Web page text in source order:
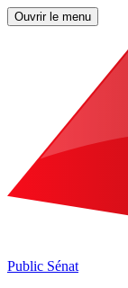
Ouvrir le menu
Public Sénat